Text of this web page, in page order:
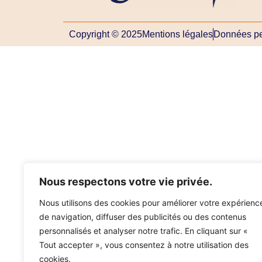
Nous respectons votre vie privée.
Nous utilisons des cookies pour améliorer votre
de navigation, diffuser des publicités ou des contenus
personnalisés et analyser notre trafic. En cliquant sur «
Tout accepter », vous consentez à notre utilisation des
cookies.
Copyright © 2025Mentions légales Données